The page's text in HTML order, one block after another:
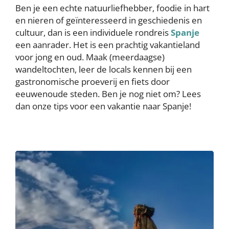
Ben je een echte natuurliefhebber, foodie in hart
en nieren of geïnteresseerd in geschiedenis en
cultuur, dan is een individuele rondreisSpanje
een aanrader. Het is een prachtig vakantieland
voor jong en oud. Maak (meerdaagse)
wandeltochten, leer de locals kennen bij een
gastronomische proeverij en fiets door
eeuwenoude steden. Ben je nog niet om? Lees
dan onze tips voor een vakantie naar Spanje!
Image
Image